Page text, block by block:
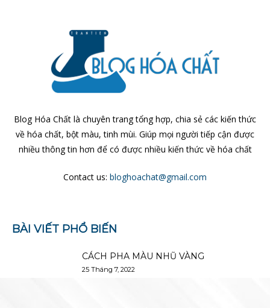
Blog Hóa Chất là chuyên trang tổng hợp, chia sẻ các kiến thức
về hóa chất, bột màu, tinh mùi. Giúp mọi người tiếp cận được
nhiều thông tin hơn để có được nhiều kiến thức về hóa chất
Contact us: bloghoachat@gmail.com
BÀI VIẾT PHỔ BIẾN
CÁCH PHA MÀU NHŨ VÀNG
25 Tháng 7, 2022